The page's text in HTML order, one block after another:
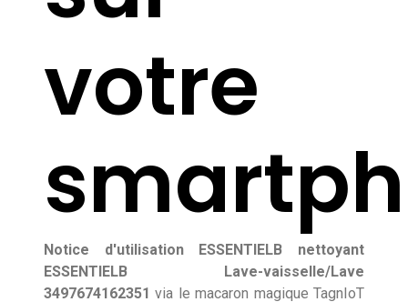
votre
Notice d'utilisation ESSENTIELB nettoyant
ESSENTIELB Lave-vaisselle/Lave
3497674162351via le macaron magique TagnIoT